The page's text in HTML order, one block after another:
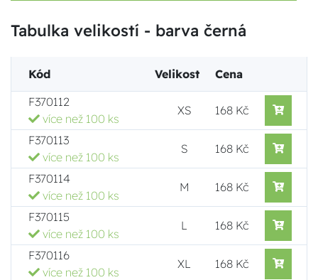
Tabulka velikostí - barva černá
Kód Velikost
Cena
F370112
více než 100 ks
XS 168 Kč
F370113
více než 100 ks
S 168 Kč
F370114
více než 100 ks
M 168 Kč
F370115
více než 100 ks
L 168 Kč
F370116
více než 100 ks
XL 168 Kč